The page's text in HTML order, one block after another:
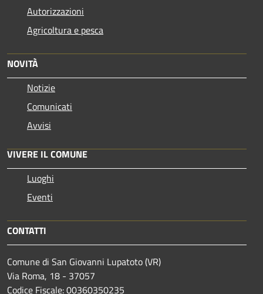
Autorizzazioni
Agricoltura e pesca
NOVITÀ
Notizie
Comunicati
Avvisi
VIVERE IL COMUNE
Luoghi
Eventi
CONTATTI
Comune di San Giovanni Lupatoto (VR)
Via Roma, 18 - 37057
Codice Fiscale: 00360350235